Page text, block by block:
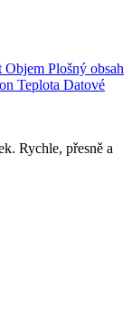
Objem Plošný obsah
Teplota Datové
Rychle, přesně a